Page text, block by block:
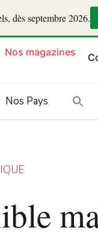
dès septembre 2026.
Nos magazines
Nos Pays